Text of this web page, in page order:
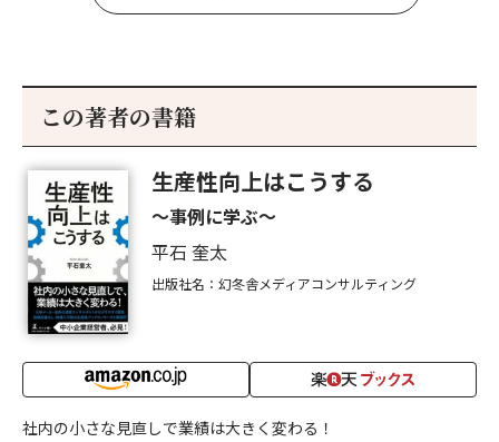
この著者の書籍
生産性向上はこうする
～事例に学ぶ～
平石 奎太
出版社名：幻冬舎メディアコンサルティング
社内の小さな見直しで業績は大きく変わる！